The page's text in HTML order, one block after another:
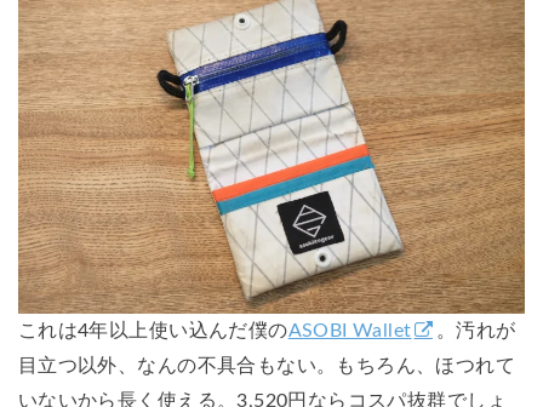
これは4年以上使い込んだ僕のASOBI Wallet
。汚れが
目立つ以外、なんの不具合もない。もちろん、ほつれて
いないから長く使える。3,520円ならコスパ抜群でしょ